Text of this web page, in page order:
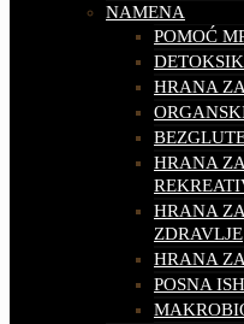
NAMENA
POMOĆ
HRANA
HRANA
HRANA
ZDRAVLJE
HRANA
POSNA